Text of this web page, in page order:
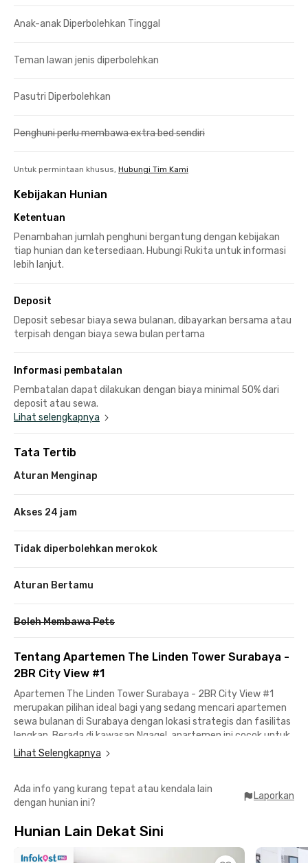
Anak-anak Diperbolehkan Tinggal
Teman lawan jenis diperbolehkan
Pasutri Diperbolehkan
Penghuni perlu membawa extra bed sendiri
Untuk permintaan khusus, Hubungi Tim Kami
Kebijakan Hunian
Ketentuan
Penambahan jumlah penghuni bergantung dengan kebijakan
tiap hunian dan ketersediaan. Hubungi Rukita untuk informasi
lebih lanjut.
Deposit
Deposit sebesar biaya sewa bulanan, dibayarkan bersama atau
terpisah dengan biaya sewa bulan pertama
Informasi pembatalan
Pembatalan dapat dilakukan dengan biaya minimal 50% dari
deposit atau sewa.
Lihat selengkapnya
Tata Tertib
Aturan Menginap
Akses 24 jam
Tidak diperbolehkan merokok
Aturan Bertamu
Boleh Membawa Pets
Tentang Apartemen The Linden Tower Surabaya -
2BR City View #1
Apartemen The Linden Tower Surabaya - 2BR City View #1
merupakan pilihan ideal bagi yang sedang mencari apartemen
sewa bulanan di Surabaya dengan lokasi strategis dan fasilitas
lengkap. Berada di kawasan Ngagel, apartemen ini cocok untuk
pekerja, mahasiswa, maupun keluarga kecil yang menginginkan
hunian nyaman dengan akses mudah ke berbagai pusat
Berlokasi di Jalan Ngagel No.123, Ngagel, Kecamatan
kawasan perkantoran, kampus, hingga pusat transportasi. Area
bisnis di Jalan Raya Darmo dapat ditempuh dalam waktu
sekitar 10 menit, sementara Stasiun Gubeng hanya berjarak
Lihat Selengkapnya
Ada info yang kurang tepat atau kendala lain
dengan hunian ini?
Laporkan
Hunian Lain Dekat Sini